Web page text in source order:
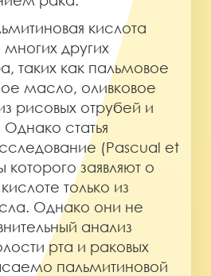
кислота
многих других
таких как пальмовое
масло, оливковое
рисовых отрубей и
статья
(Pascual et
которого заявляют о
только из
Однако они не
анализ
рта и раковых
пальмитиновой